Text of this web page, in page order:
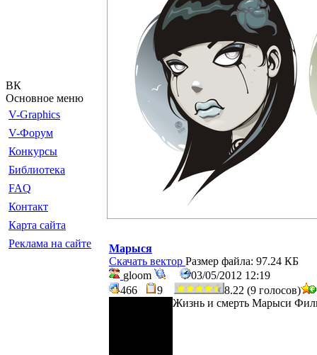
ВК
Основное меню
V-Graphics
V-Форум
Конкурсы
Библиотека
FAQ
Контакт
Карта сайта
Реклама на сайте
Марыся
Скачать вектор Размер файла: 97.24 КБ
gloom
03/05/2012 12:19
466
9
8.22 (9 голосов)
Жизнь и смерть Марыси